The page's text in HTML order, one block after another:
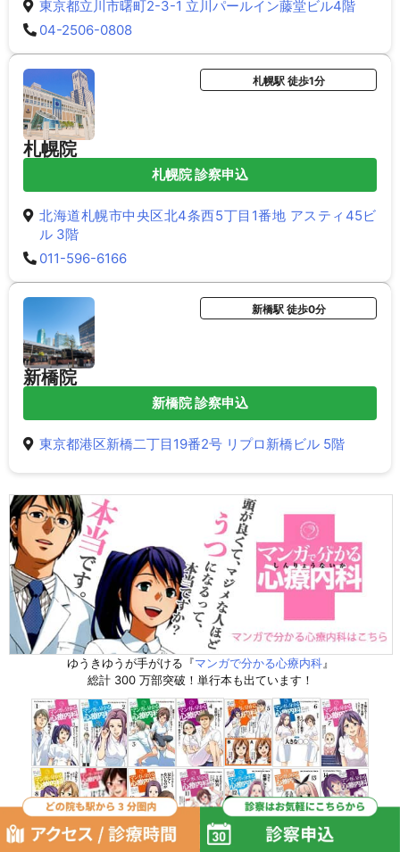
東京都立川市曙町2-3-1 立川パールイン藤堂ビル4階
04-2506-0808
札幌院
札幌駅 徒歩1分
札幌院 診察申込
北海道札幌市中央区北4条西5丁目1番地 アスティ45ビ
ル 3階
011-596-6166
新橋院
新橋駅 徒歩0分
新橋院 診察申込
東京都港区新橋二丁目19番2号 リプロ新橋ビル 5階
ゆうきゆうが手がける『マンガで分かる心療内科』
総計 300 万部突破！単行本も出ています！